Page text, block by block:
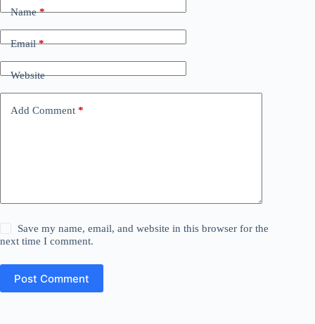
Name*
Email*
Website
Add Comment *
Save my name, email, and website in this browser for the
next time I comment.
Post Comment